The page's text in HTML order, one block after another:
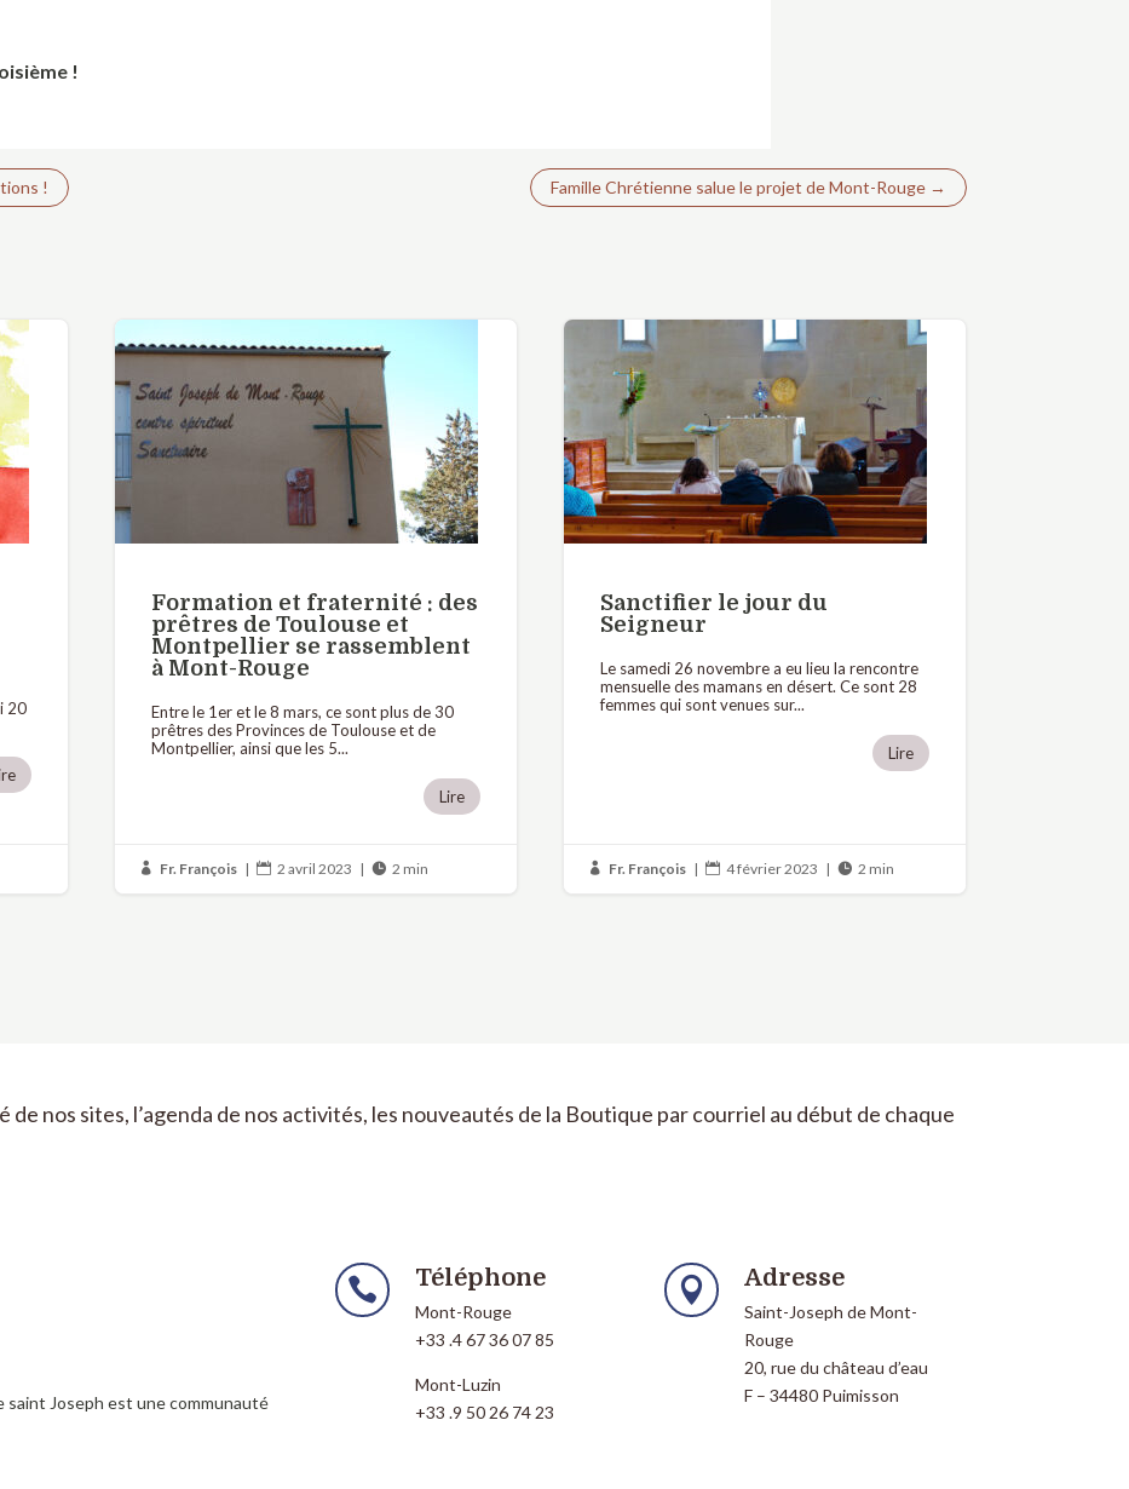
!
! Famille Chrétienne salue le projet de Mont-Rouge→
20
Formation et fraternité : des
prêtres de Toulouse et
Montpellier se rassemblent
à Mont-Rouge
Entre le 1er et le 8 mars, ce sont plus de 30
prêtres des Provinces de Toulouse et de
Montpellier, ainsi que les 5...
Lire
 Fr. François |  2 avril 2023 |  2 min
Sanctifier le jour du
Seigneur
Le samedi 26 novembre a eu lieu la rencontre
mensuelle des mamans en désert. Ce sont 28
femmes qui sont venues sur...
Lire
 Fr. François |  4 février 2023 |  2 min
de nos sites, l’agenda de nos activités, les nouveautés de la Boutique par courriel au début de chaque
saint Joseph est une communauté
 Téléphone
Mont-Rouge
+33 .4 67 36 07 85
Mont-Luzin
+33 .9 50 26 74 23
 Adresse
Saint-Joseph de Mont-
Rouge
20, rue du château d’eau
F – 34480 Puimisson